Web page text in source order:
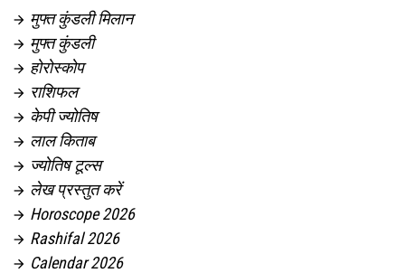
 मुफ्त कुंडली मिलान
 मुफ्त कुंडली
 होरोस्कोप
 राशिफल
 केपी ज्योतिष
 लाल किताब
 ज्योतिष टूल्स
 लेख प्रस्तुत करें
 Horoscope 2026
 Rashifal 2026
 Calendar 2026